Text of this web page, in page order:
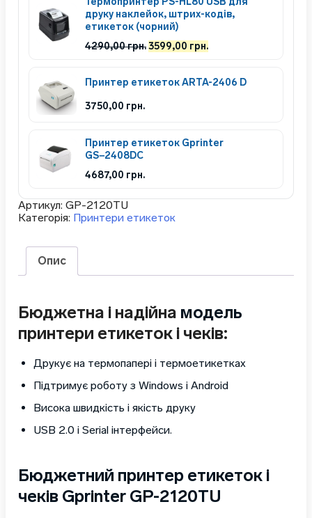
друку наклейок, штрих-кодів,
етикеток (чорний)
4290,00грн.Оригінальна
3599,00 грн.Поточна
Принтер етикеток ARTA-2406 D
3750,00 грн.
Принтер етикеток Gprinter
GS−2408DC
4687,00 грн.
Артикул: GP-2120TU
Категорія: Принтери етикеток
Опис
Бюджетна і надійна модель
принтери етикеток і чеків:
Друкує на термопапері і термоетикетках
Підтримує роботу з Windows і Android
Висока швидкість і якість друку
USB 2.0 і Serial інтерфейси.
Бюджетний принтер етикеток і
чеків Gprinter GP-2120TU